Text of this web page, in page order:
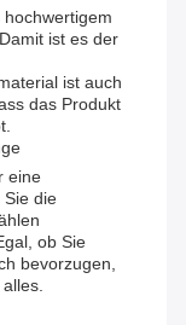
ist es der
ist auch
das Produkt
eine
Sie die
ob Sie
bevorzugen,